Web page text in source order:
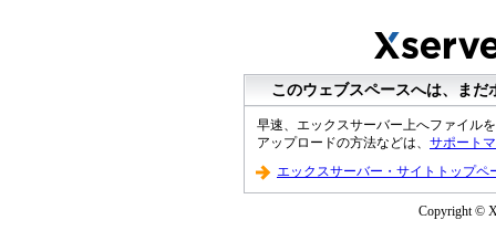
このウェブスペースへは、ま
早速、エックスサーバー上へファイル
アップロードの方法などは、 サポート
エックスサーバー・サイトトップペ
Copyright ©